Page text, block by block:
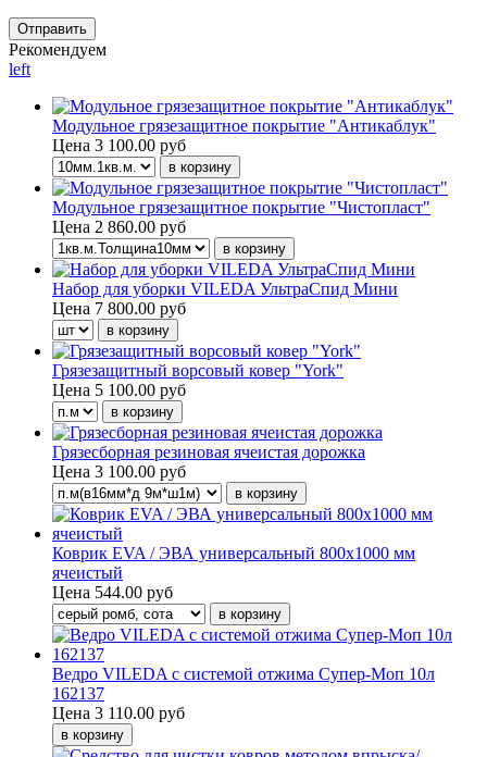
Рекомендуем
left
Модульное грязезащитное покрытие "Антикаблук"
Цена 3 100.00 руб
Модульное грязезащитное покрытие "Чистопласт"
Цена 2 860.00 руб
Набор для уборки VILEDA УльтраСпид Мини
Цена 7 800.00 руб
Грязезащитный ворсовый ковер "York"
Цена 5 100.00 руб
Грязесборная резиновая ячеистая дорожка
Цена 3 100.00 руб
Коврик EVA / ЭВА универсальный 800х1000 мм
ячеистый
Цена 544.00 руб
Ведро VILEDA с системой отжима Супер-Моп 10л
162137
Цена 3 110.00 руб